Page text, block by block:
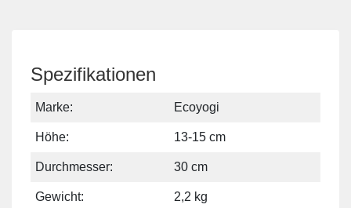
Spezifikationen
Marke: Ecoyogi
Höhe: 13-15 cm
Durchmesser: 30 cm
Gewicht: 2,2 kg